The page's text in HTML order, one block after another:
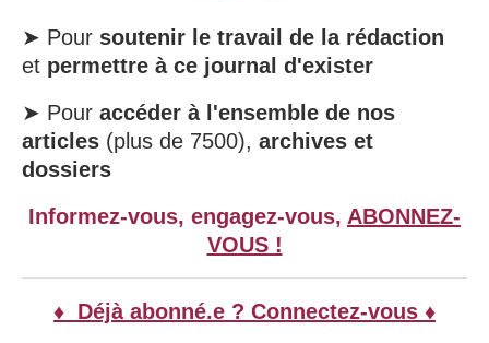
➤ Pour soutenir le travail de la rédaction
et permettre à ce journal d'exister
➤ Pour accéder à l'ensemble de nos
articles (plus de 7500), archives et
dossiers
Informez-vous, engagez-vous, ABONNEZ-
VOUS !
♦ Déjà abonné.e ? Connectez-vous ♦